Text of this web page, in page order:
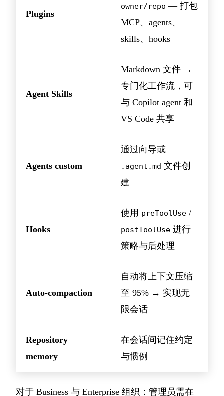
Plugins
owner/repo — 打包
MCP、agents、
skills、hooks
Agent Skills
Markdown 文件 →
专门化工作流，可
与 Copilot agent 和
VS Code 共享
Agents custom
通过向导或
.agent.md 文件创
建
Hooks
使用 preToolUse /
postToolUse 进行
策略与后处理
Auto-compaction
自动将上下文压缩
至 95% → 实现无
限会话
Repository
memory
在会话间记住约定
与惯例
对于 Business 与 Enterprise 组织：管理员需在